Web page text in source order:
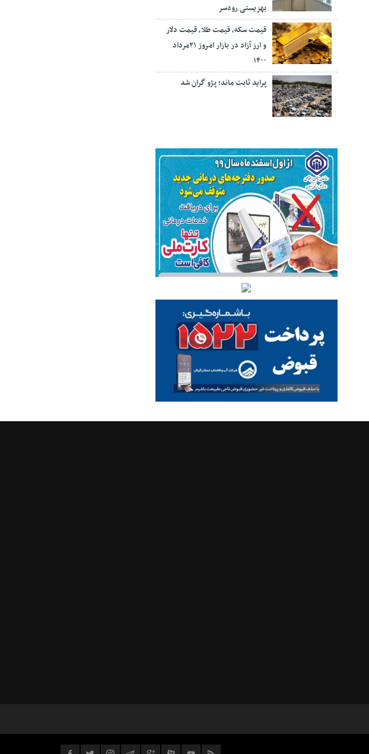
بهزیستی رودسر
قیمت سکه، قیمت طلا، قیمت دلار
و ارز آزاد در بازار امروز ۲۱مرداد
۱۴۰۰
پراید ثابت ماند؛ پژو گران شد